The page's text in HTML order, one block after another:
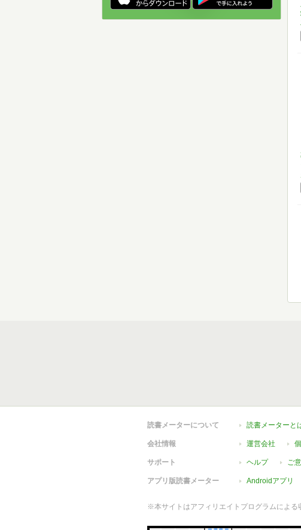
読書メーターについて 読書メーターと
会社情報 運営会社
サポート ヘルプ ご
アプリ版読書メーター Androidアプリ
※本サイトはアフィリエイトプログラムによる